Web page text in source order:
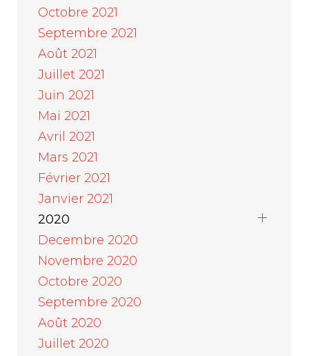
Octobre 2021
Septembre 2021
Août 2021
Juillet 2021
Juin 2021
Mai 2021
Avril 2021
Mars 2021
Février 2021
Janvier 2021
2020
Decembre 2020
Novembre 2020
Octobre 2020
Septembre 2020
Août 2020
Juillet 2020